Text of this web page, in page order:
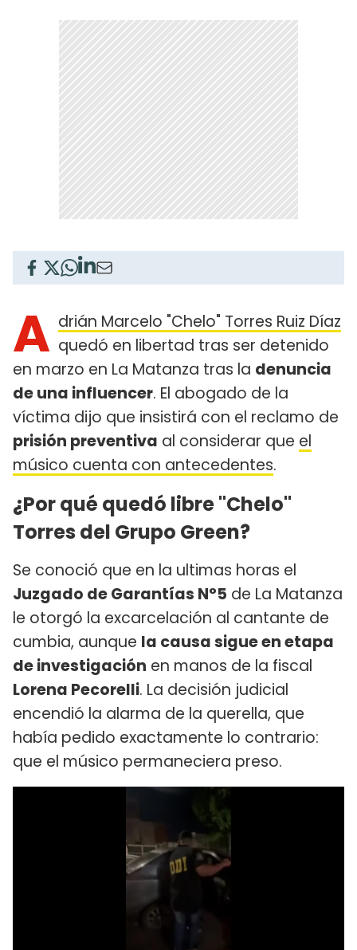
A drián Marcelo "Chelo" Torres Ruiz Díaz
quedó en libertad tras ser detenido
en marzo en La Matanza tras la denuncia
de una influencer. El abogado de la
víctima dijo que insistirá con el reclamo de
prisión preventiva al considerar que el
músico cuenta con antecedentes.
¿Por qué quedó libre "Chelo"
Torres del Grupo Green?
Se conoció que en la ultimas horas el
Juzgado de Garantías N°5 de La Matanza
le otorgó la excarcelación al cantante de
cumbia, aunque la causa sigue en etapa
de investigación en manos de la fiscal
Lorena Pecorelli. La decisión judicial
encendió la alarma de la querella, que
había pedido exactamente lo contrario:
que el músico permaneciera preso.